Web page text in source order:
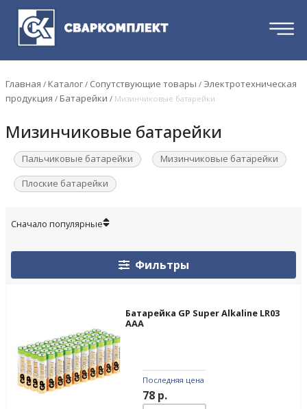
Главная / Каталог / Сопутствующие товары / Электротехническая
продукция / Батарейки / Мизинчиковые батарейки
Мизинчиковые батарейки
Пальчиковые батарейки
Мизинчиковые батарейки
Плоские батарейки
Фильтры
Батарейка GP Super Alkaline LR03
ААА
Последняя цена
78р.